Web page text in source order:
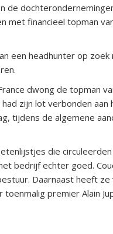
de
met financieel topman
een headhunter op
dwong de topman
zijn lot verbonden
tijdens de algemene
die
bedrijf echter goed.
Daarnaast heeft
premier Alain